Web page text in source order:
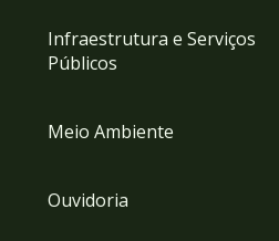
Infraestrutura e Serviços
Públicos
Meio Ambiente
Ouvidoria